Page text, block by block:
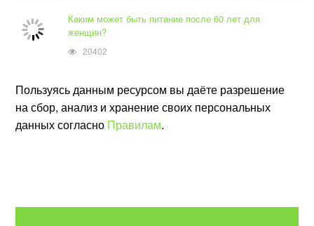
Каким может быть питание после 60 лет для
женщин?
20402
Пользуясь данным ресурсом вы даёте разрешение
на сбор, анализ и хранение своих персональных
данных согласно Правилам.